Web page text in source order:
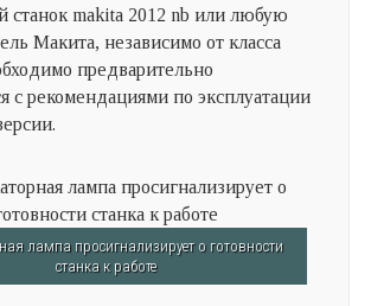
станок makita 2012 nb или любую
Макита, независимо от класса
предварительно
с рекомендациями по эксплуатации
лампа просигнализирует о готовности
станка к работе